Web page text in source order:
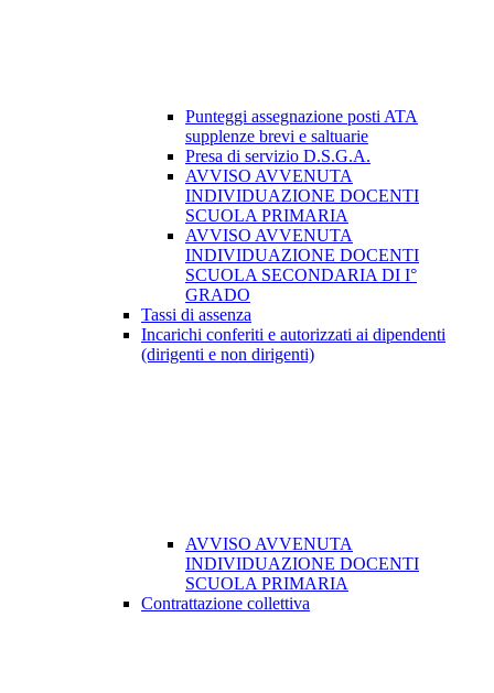
Punteggi assegnazione posti ATA
supplenze brevi e saltuarie
Presa di servizio D.S.G.A.
AVVISO AVVENUTA
INDIVIDUAZIONE DOCENTI
SCUOLA PRIMARIA
AVVISO AVVENUTA
INDIVIDUAZIONE DOCENTI
SCUOLA SECONDARIA DI I°
GRADO
Tassi di assenza
Incarichi conferiti e autorizzati ai dipendenti
(dirigenti e non dirigenti)
AVVISO AVVENUTA
INDIVIDUAZIONE DOCENTI
SCUOLA PRIMARIA
Contrattazione collettiva